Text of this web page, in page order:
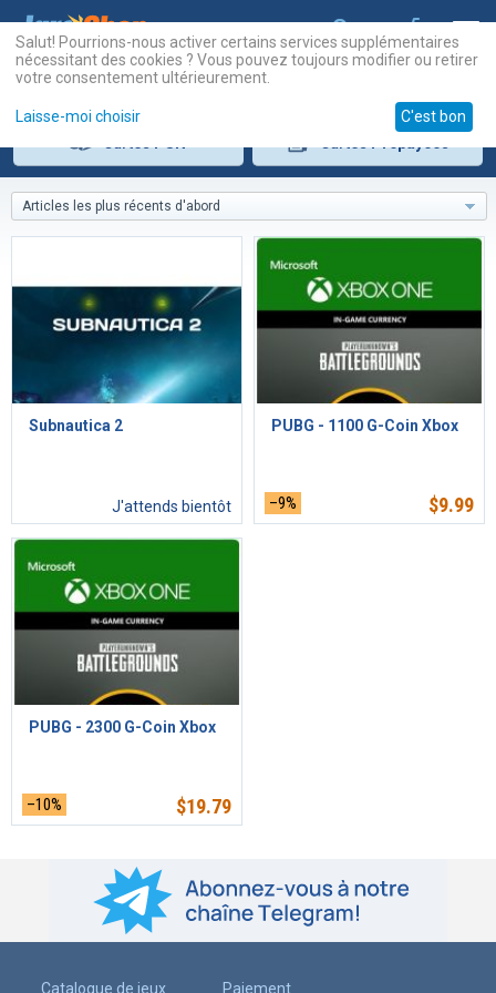
Articles les plus récents d'abord
Subnautica 2
J'attends bientôt
PUBG - 1100 G-Coin Xbox
–9% $9.99
PUBG - 2300 G-Coin Xbox
–10% $19.79
Catalogue de jeux Paiement
Salut! Pourrions-nous activer certains services supplémentaires
nécessitant des cookies ? Vous pouvez toujours modifier ou retirer
votre consentement ultérieurement.
Laisse-moi choisir C'est bon